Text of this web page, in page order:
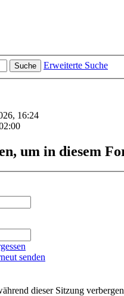
Suche Erweiterte Suche
16:24
um in diesem
senden
dieser Sitzung verbergen